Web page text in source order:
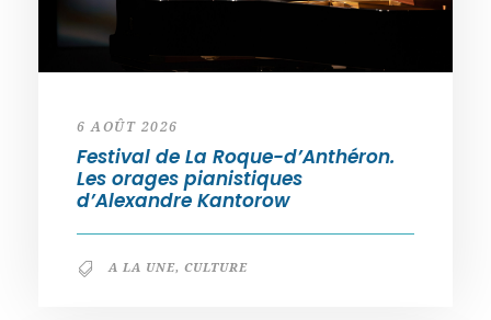
6 AOÛT 2026
Festival de La Roque-d’Anthéron.
Les orages pianistiques
d’Alexandre Kantorow
A LA UNE, CULTURE